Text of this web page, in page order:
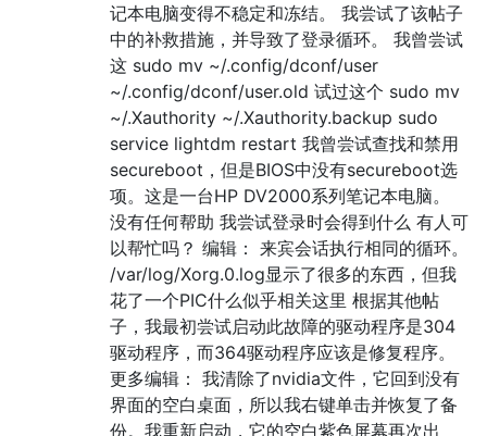
记本电脑变得不稳定和冻结。 我尝试了该帖子
中的补救措施，并导致了登录循环。 我曾尝试
这 sudo mv ~/.config/dconf/user
~/.config/dconf/user.old 试过这个 sudo mv
~/.Xauthority ~/.Xauthority.backup sudo
service lightdm restart 我曾尝试查找和禁用
secureboot，但是BIOS中没有secureboot选
项。这是一台HP DV2000系列笔记本电脑。
没有任何帮助 我尝试登录时会得到什么 有人可
以帮忙吗？ 编辑： 来宾会话执行相同的循环。
/var/log/Xorg.0.log显示了很多的东西，但我
花了一个PIC什么似乎相关这里 根据其他帖
子，我最初尝试启动此故障的驱动程序是304
驱动程序，而364驱动程序应该是修复程序。
更多编辑： 我清除了nvidia文件，它回到没有
界面的空白桌面，所以我右键单击并恢复了备
份。我重新启动，它的空白紫色屏幕再次出